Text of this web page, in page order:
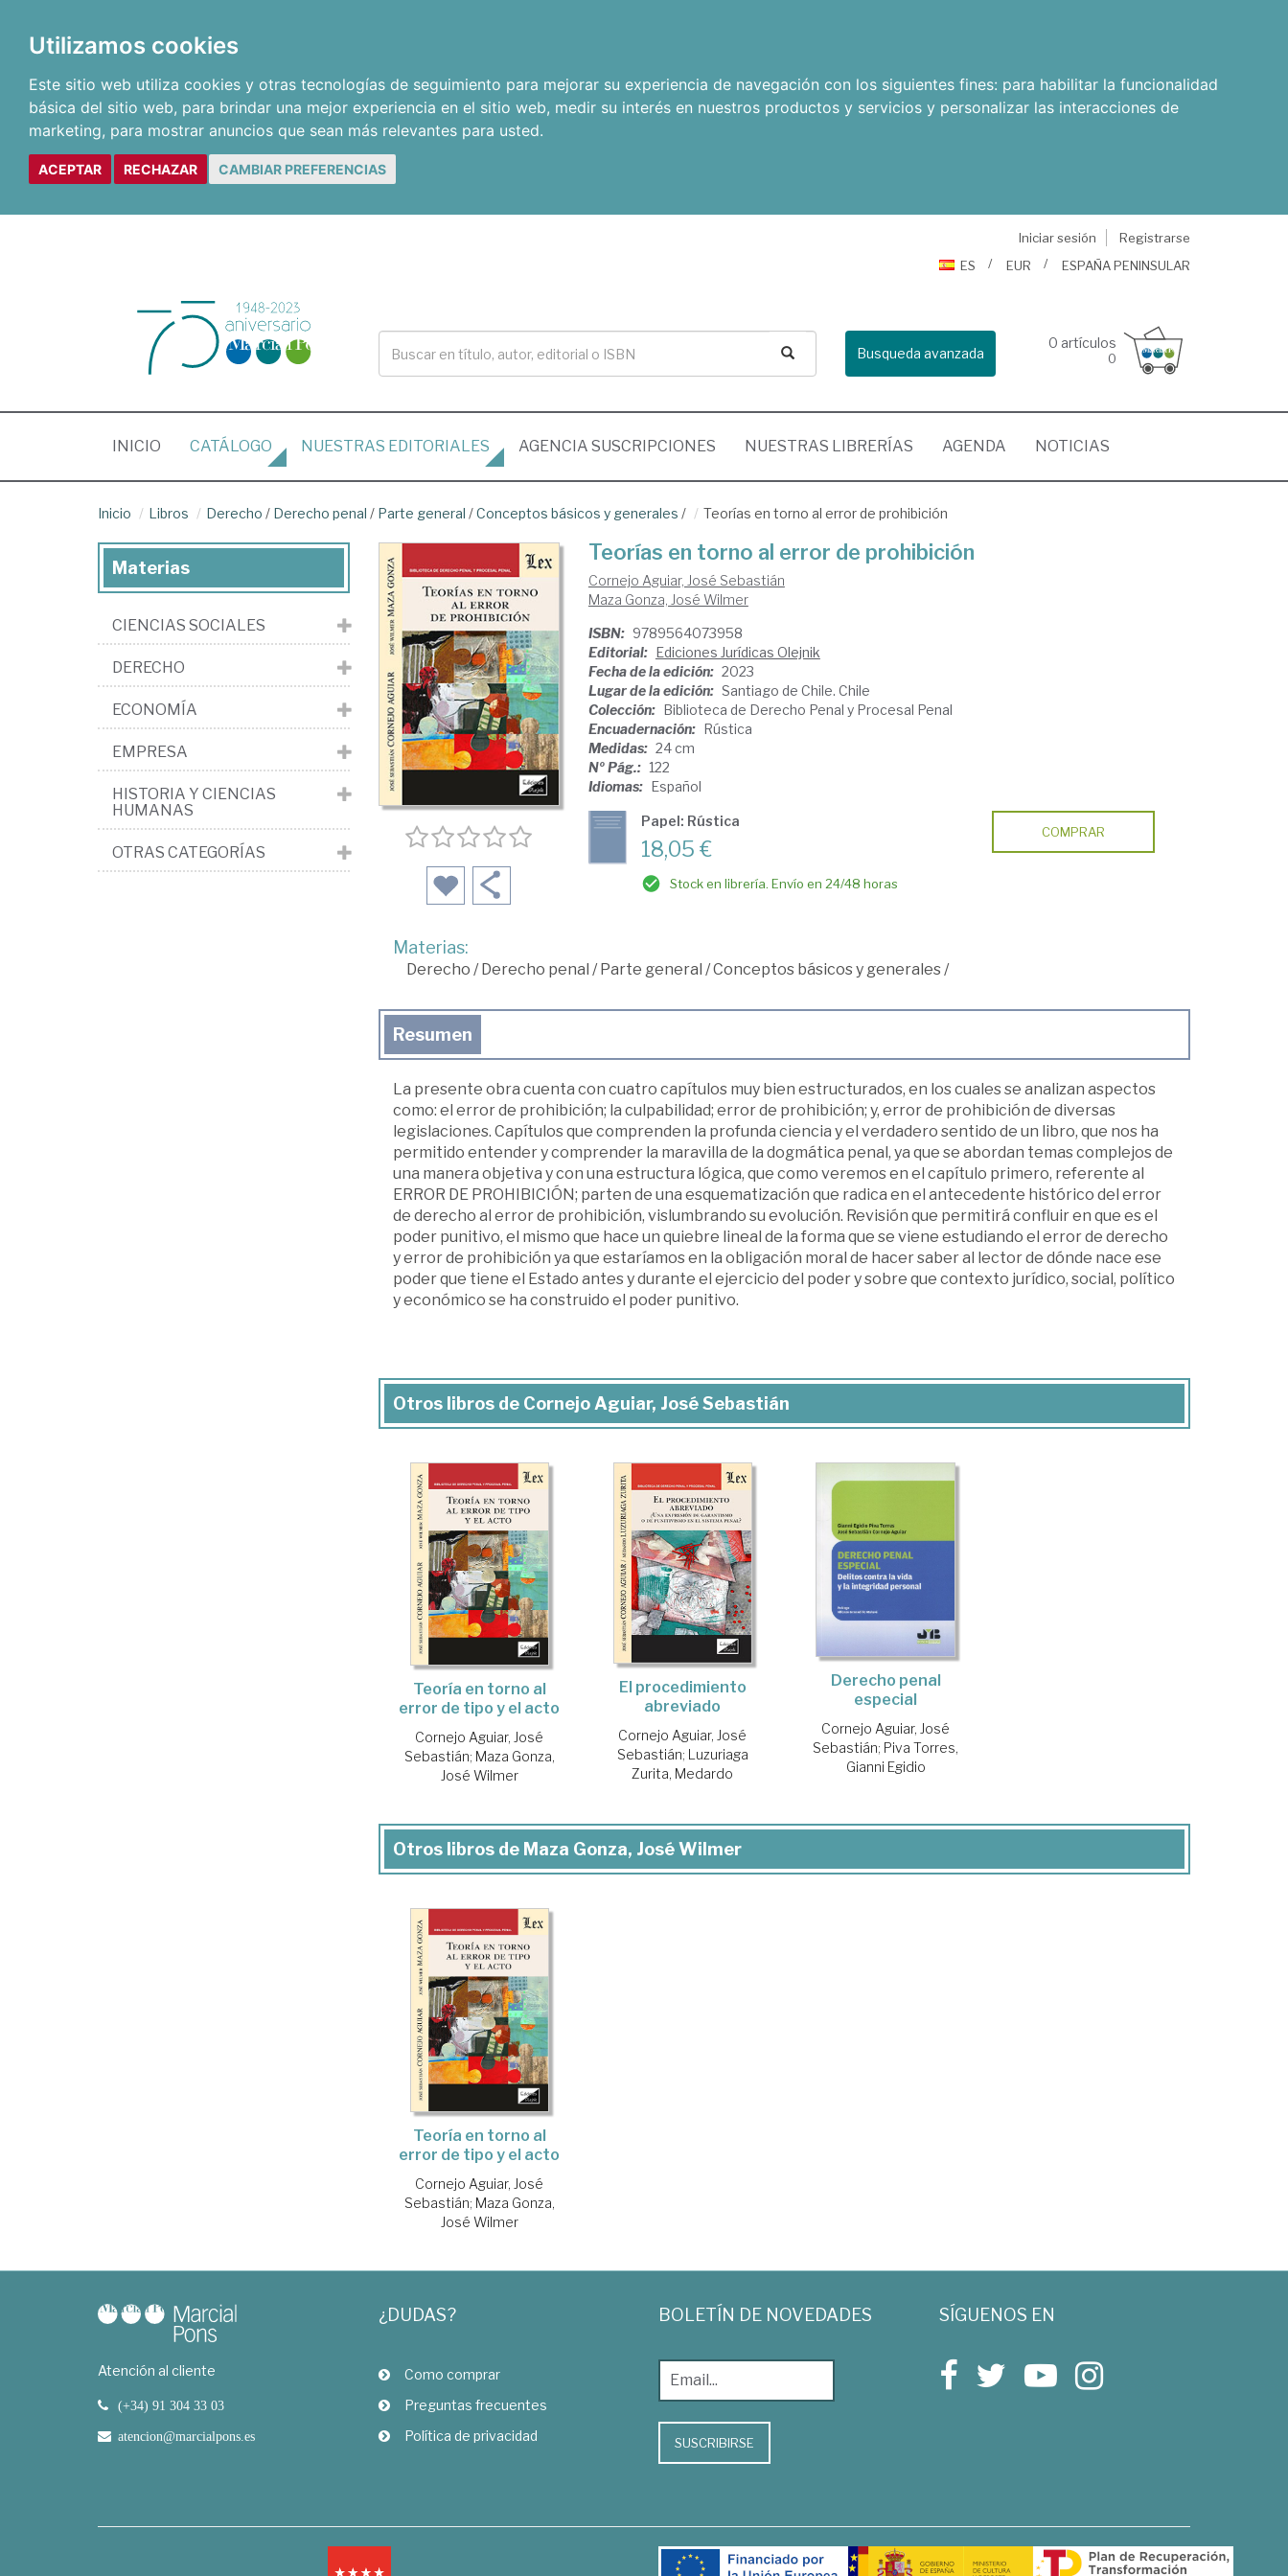
Utilizamos cookies
Este sitio web utiliza cookies y otras tecnologías de seguimiento para mejorar su experiencia de navegación con los siguientes fines: para habilitar la funcionalidad
básica del sitio web, para brindar una mejor experiencia en el sitio web, medir su interés en nuestros productos y servicios y personalizar las interacciones de
marketing, para mostrar anuncios que sean más relevantes para usted.
ACEPTAR RECHAZAR CAMBIAR PREFERENCIAS
Iniciar sesión
Registrarse
ES
EUR ESPAÑA PENINSULAR
Busqueda avanzada
0 artículos
0
INICIO (CURRENT)
CATÁLOGO NUESTRAS EDITORIALES AGENCIA SUSCRIPCIONES NUESTRAS LIBRERÍAS AGENDA NOTICIAS
Inicio Libros Derecho / Derecho penal / Parte general /Conceptos básicos y generales / Teorías en torno al error de prohibición
Teorías en torno al error de prohibición
Cornejo Aguiar, José Sebastián
Maza Gonza, José Wilmer
ISBN: 9789564073958
Editorial: Ediciones Jurídicas Olejnik
Fecha de la edición: 2023
Lugar de la edición: Santiago de Chile. Chile
Colección: Biblioteca de Derecho Penal y Procesal Penal
Encuadernación: Rústica
Medidas: 24 cm
Nº Pág.: 122
Idiomas: Español
Papel: Rústica
18,05 €
Stock en librería. Envío en 24/48 horas
COMPRAR
Materias:
Derecho /Derecho penal /Parte general /Conceptos básicos y generales/
Resumen
La presente obra cuenta con cuatro capítulos muy bien estructurados, en los cuales se analizan aspectos
como: el error de prohibición; la culpabilidad; error de prohibición; y, error de prohibición de diversas
legislaciones. Capítulos que comprenden la profunda ciencia y el verdadero sentido de un libro, que nos ha
permitido entender y comprender la maravilla de la dogmática penal, ya que se abordan temas complejos de
una manera objetiva y con una estructura lógica, que como veremos en el capítulo primero, referente al
ERROR DE PROHIBICIÓN; parten de una esquematización que radica en el antecedente histórico del error
de derecho al error de prohibición, vislumbrando su evolución. Revisión que permitirá confluir en que es el
poder punitivo, el mismo que hace un quiebre lineal de la forma que se viene estudiando el error de derecho
y error de prohibición ya que estaríamos en la obligación moral de hacer saber al lector de dónde nace ese
poder que tiene el Estado antes y durante el ejercicio del poder y sobre que contexto jurídico, social, político
y económico se ha construido el poder punitivo.
Otros libros de Cornejo Aguiar, José Sebastián
Teoría en torno al
error de tipo y el acto
Cornejo Aguiar, José
Sebastián; Maza Gonza,
José Wilmer
El procedimiento
abreviado
Cornejo Aguiar, José
Sebastián; Luzuriaga
Zurita, Medardo
Derecho penal
especial
Cornejo Aguiar, José
Sebastián; Piva Torres,
Gianni Egidio
Otros libros de Maza Gonza, José Wilmer
Teoría en torno al
error de tipo y el acto
Cornejo Aguiar, José
Sebastián; Maza Gonza,
José Wilmer
Materias
CIENCIAS SOCIALES
DERECHO
ECONOMÍA
EMPRESA
HISTORIA Y CIENCIAS
HUMANAS
OTRAS CATEGORÍAS
Atención al cliente
(+34) 91 304 33 03
atencion@marcialpons.es
¿DUDAS?
Como comprar
Preguntas frecuentes
Política de privacidad
BOLETÍN DE NOVEDADES
SUSCRIBIRSE
SÍGUENOS EN